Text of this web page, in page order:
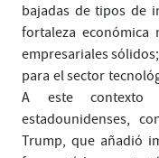
bajadas de tipos de
fortaleza económica
empresariales
para el sector
A este contexto
estadounidenses,
Trump, que añadió